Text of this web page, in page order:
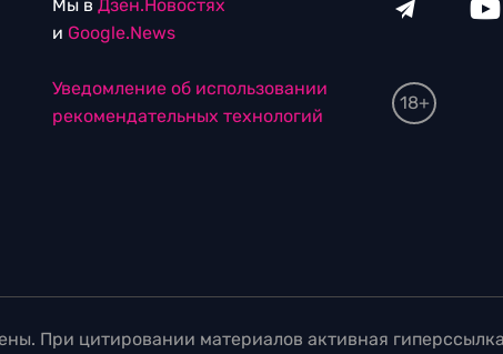
Мы в Дзен.Новостях
и Google.News
Уведомление об использовании
рекомендательных технологий
18+
При цитировании материалов активная